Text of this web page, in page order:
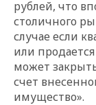
рублей, что
столичного
случае если
или
может
счет
имущество».